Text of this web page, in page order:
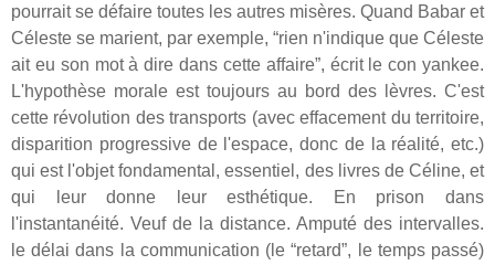
pourrait se défaire toutes les autres misères. Quand Babar et
Céleste se marient, par exemple, “rien n'indique que Céleste
ait eu son mot à dire dans cette affaire”, écrit le con yankee.
L'hypothèse morale est toujours au bord des lèvres. C'est
cette révolution des transports (avec effacement du territoire,
disparition progressive de l'espace, donc de la réalité, etc.)
qui est l'objet fondamental, essentiel, des livres de Céline, et
qui leur donne leur esthétique. En prison dans
l'instantanéité. Veuf de la distance. Amputé des intervalles.
le délai dans la communication (le “retard”, le temps passé)